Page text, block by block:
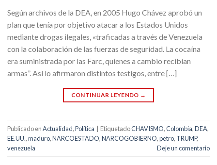
Según archivos de la DEA, en 2005 Hugo Chávez aprobó un
plan que tenía por objetivo atacar a los Estados Unidos
mediante drogas ilegales, «traficadas a través de Venezuela
con la colaboración de las fuerzas de seguridad. La cocaína
era suministrada por las Farc, quienes a cambio recibían
armas”. Así lo afirmaron distintos testigos, entre […]
CONTINUAR LEYENDO →
Publicado enActualidad,Política EtiquetadoCHAVISMO,Colombia,DEA,
EE.UU.,maduro,NARCOESTADO,NARCOGOBIERNO,petro, TRUMP,
venezuela
Deje un comentario